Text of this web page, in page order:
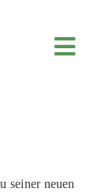
seiner neuen